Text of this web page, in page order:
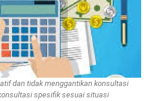
dan tidak menggantikan konsultasi
spesifik sesuai situasi